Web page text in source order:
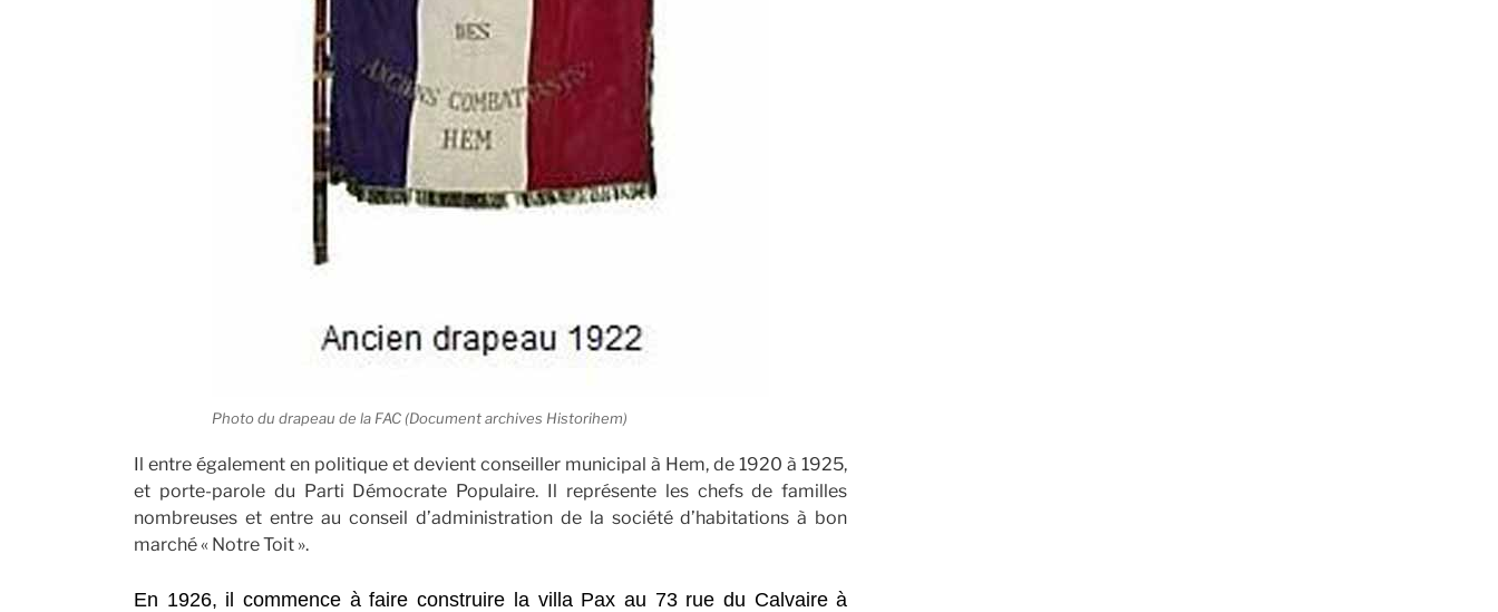
Photo du drapeau de la FAC (Document archives Historihem)
Il entre également en politique et devient conseiller municipal à Hem, de 1920 à 1925,
et porte-parole du Parti Démocrate Populaire. Il représente les chefs de familles
nombreuses et entre au conseil d’administration de la société d’habitations à bon
marché « Notre Toit ».
En 1926, il commence à faire construire la villa Pax au 73 rue du Calvaire à